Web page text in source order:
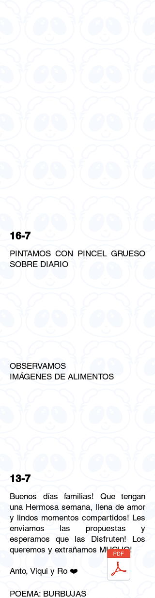
16-7
PINTAMOS CON PINCEL GRUESO
SOBRE DIARIO
OBSERVAMOS
IMÁGENES DE ALIMENTOS
13-7
Buenos días familias! Que tengan
una Hermosa semana, llena de amor
y lindos momentos compartidos! Les
enviamos las propuestas y
esperamos que las Disfruten! Los
queremos y extrañamos MUCHO!
Anto, Viqui y Ro ❤️
POEMA: BURBUJAS